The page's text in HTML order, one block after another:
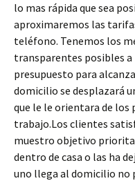
lo mas rápida que sea
aproximaremos las
teléfono. Tenemos los
transparentes posibles a
presupuesto para
domicilio se desplazará
que le le orientara de los
trabajo.Los clientes
muestro objetivo
dentro de casa o las ha
uno llega al domicilio no